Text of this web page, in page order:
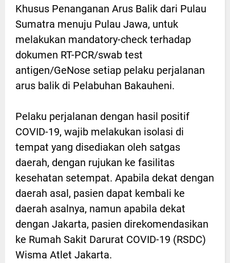
Khusus Penanganan Arus Balik dari Pulau
Sumatra menuju Pulau Jawa, untuk
melakukan mandatory-check terhadap
dokumen RT-PCR/swab test
antigen/GeNose setiap pelaku perjalanan
arus balik di Pelabuhan Bakauheni.
Pelaku perjalanan dengan hasil positif
COVID-19, wajib melakukan isolasi di
tempat yang disediakan oleh satgas
daerah, dengan rujukan ke fasilitas
kesehatan setempat. Apabila dekat dengan
daerah asal, pasien dapat kembali ke
daerah asalnya, namun apabila dekat
dengan Jakarta, pasien direkomendasikan
ke Rumah Sakit Darurat COVID-19 (RSDC)
Wisma Atlet Jakarta.